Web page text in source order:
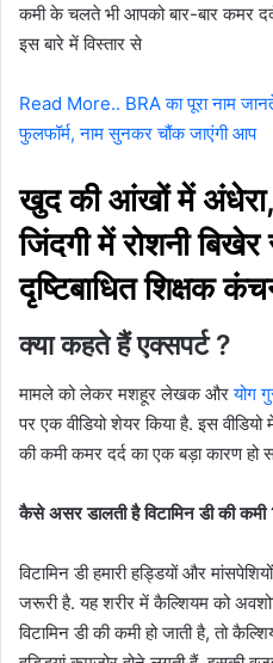
कमी के चलते भी आपको बार-बार कमर
इस बारे में विस्तार से
Read More.. BRA का पूरा नाम
फुलफॉर्म, नाम सुनकर चौंक जाएंगी आप
खुद की आंखों में अंधेरा,
जिंदगी में रोशनी
दृष्टिबाधित शिक्षक कंचन
क्या कहते हैं एक्सपर्ट ?
मामले को लेकर मशहूर लेखक औरयोग
पर एक वीडियो शेयर किया है. इस वीडियो
की कमी कमर दर्द का एक बड़ा कारण हो
कैसे असर डालती है विटामिन डी की कमी
विटामिन डी हमारी हड्डियों और
जरूरी है. यह शरीर में कैल्शियम को
विटामिन डी की कमी हो जाती है, तो